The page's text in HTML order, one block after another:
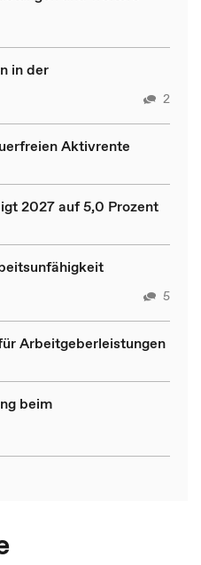
in der
2
Aktivrente
2027 auf 5,0 Prozent
5
Arbeitgeberleistungen
beim